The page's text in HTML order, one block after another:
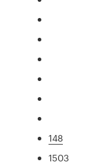
148
1503